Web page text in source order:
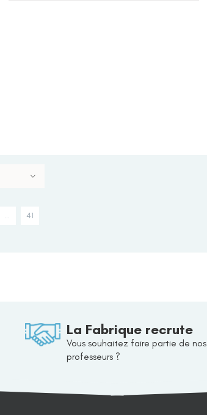
… 41
La Fabrique recrute
Vous souhaitez faire partie de nos
professeurs ?